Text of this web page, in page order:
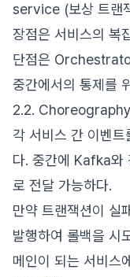
service (보상 트랜
장점은 서비스의 복
단점은
중간에서의 통제를
2.2.
각 서비스 간 이벤
다. 중간에 Kafka와
로 전달 가능하다.
만약 트랜잭션이 실
발행하여 롤백을 시
메인이 되는 서비스